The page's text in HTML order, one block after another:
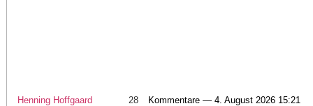
Henning Hoffgaard 28 Kommentare — 4. August 2026 15:21